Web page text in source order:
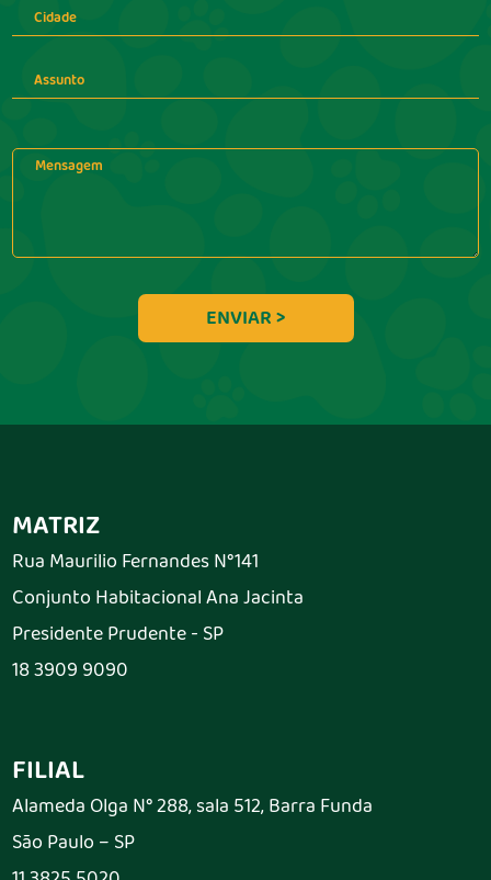
MATRIZ
Rua Maurilio Fernandes N°141
Conjunto Habitacional Ana Jacinta
Presidente Prudente - SP
18 3909 9090
FILIAL
Alameda Olga N° 288, sala 512, Barra Funda
São Paulo – SP